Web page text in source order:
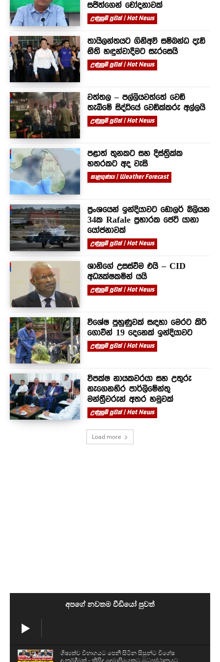
සජිත්ගෙන් චෝදනාවක්
උණුසුම් පුවත් | Hot News
තායිලන්තයට ගිනිඅවි සම්බන්ධ දැඩි
නීති හඳුන්වාදීමට සැරසෙයි
උණුසුම් පුවත් | Hot News
වත්තල – පල්ලියවත්තේ වෙඩි
තැබීමේ සිද්ධියේ වෙඩික්කරු අල්ලයි
උණුසුම් පුවත් | Hot News
පළාත් තුනකට සහ දිස්ත්‍රික්ක
හතරකට අද වැසි
කාළගුණය | Weather Forecast
ප්‍රංශයෙන් ඉන්දියාවට ඩොලර් බිලියන
34ක Rafale ප්‍රහාරක ජෙට් යානා
යෝජනාවක්
උණුසුම් පුවත් | Hot News
ශානිගේ උසස්වීම එයි – CID
අධ්‍යක්ෂකමින් යයි
උණුසුම් පුවත් | Hot News
විශේෂ පුහුණුවක් සඳහා මෙරට කිරි
ගොවීන් 19 දෙනෙක් ඉන්දියාවට
උණුසුම් පුවත් | Hot News
විපක්ෂ නායකවරයා සහ උතුරු
නැගෙනහිර පාර්ලිමේන්තු
මන්ත්‍රීවරුන් අතර හමුවක්
උණුසුම් පුවත් | Hot News
Load more
අපගේ නවතම වීඩියෝ පුවත්
ශිෂ්‍යත්ව විභාගයට පෙනී සිටින සිසුන්ට විශේෂ